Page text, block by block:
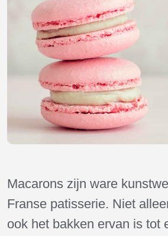
Macarons zijn ware
Franse patisserie. Niet
ook het bakken ervan is tot